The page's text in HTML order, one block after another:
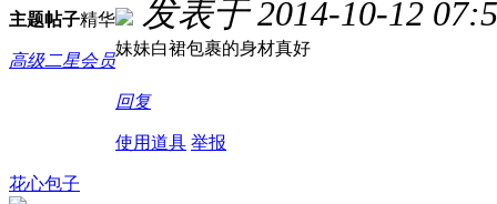
主题帖子精华
高级二星会员
发表于 2014-10-12
妹妹白裙包裹的身材真好
回复
使用道具 举报
花心包子